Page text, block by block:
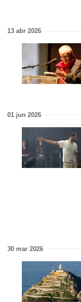
13 abr 2026
01 jun 2026
30 mar 2026